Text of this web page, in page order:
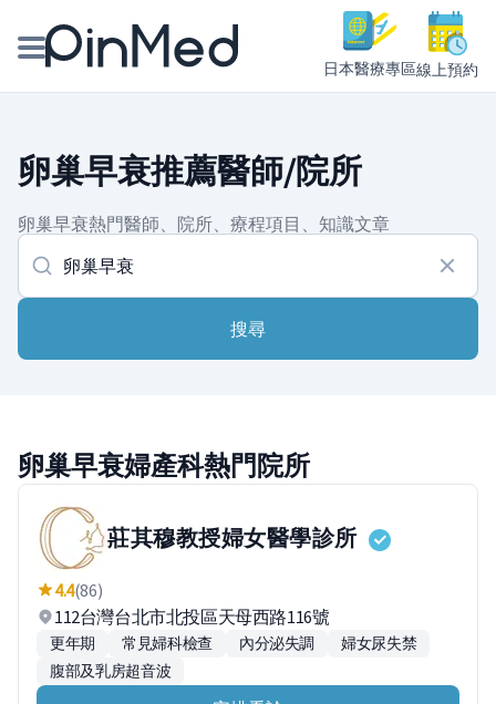
日本醫療專區線上預約
醫師專欄專訪
健康主題館
我是醫療人員
卵巢早衰推薦醫師/院所
卵巢早衰熱門醫師、院所、療程項目、知識文章
搜尋
卵巢早衰婦產科熱門院所
莊其穆教授婦女醫學診所
4.4(86)
112台灣台北市北投區天母西路116號
更年期 常見婦科檢查 內分泌失調
婦女尿失禁
腹部及乳房超音波